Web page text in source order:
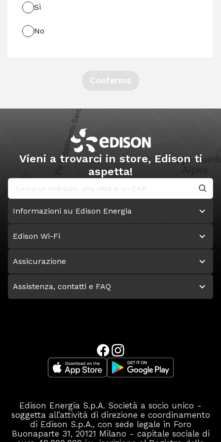
Sì
No
Conferma
Vieni a trovarci in store, Edison ti
aspetta!
Informazioni su Edison Energia
Edison Wi-Fi
Assicurazione
Assistenza, contatti e FAQ
Edison Energia S.p.A. Società a socio unico -
soggetta all’attività di direzione e coordinamento
di Edison S.p.A., con sede legale in Foro
Buonaparte 31, 20121 Milano - capitale sociale di